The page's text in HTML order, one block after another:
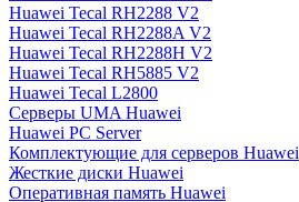
Huawei Tecal RH2288 V2
Huawei Tecal RH2288A V2
Huawei Tecal RH2288H V2
Huawei Tecal RH5885 V2
Huawei Tecal L2800
Серверы UMA Huawei
Huawei PC Server
Комплектующие для серверов Huawei
Жесткие диски Huawei
Оперативная память Huawei